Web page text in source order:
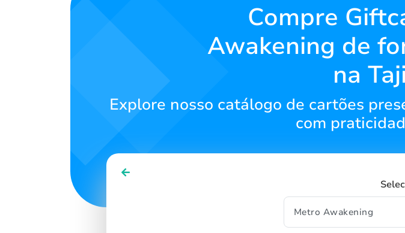
Compre
Awakening de
na
Explore nosso catálogo de cartões
com